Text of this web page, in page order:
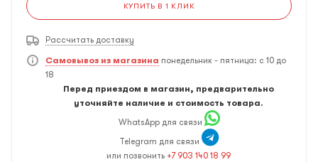
КУПИТЬ В 1 КЛИК
Рассчитать доставку
Самовывоз из магазина понедельник - пятница: с 10 до
18
Перед приездом в магазин, предварительно
уточняйте наличие и стоимость товара.
WhatsApp для связи
Telegram для связи
или позвонить +7 903 140 18 99